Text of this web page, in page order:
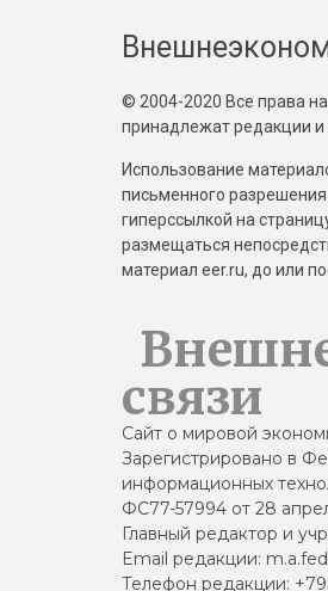
© 2004-2020 Все права
принадлежат редакции и
Использование
письменного
гиперссылкой на
размещаться
материал eer.ru, до или
связи
Сайт о мировой
Зарегистрировано в
информационных
ФС77-57994 от 28
Главный редактор и
Email редакции:
Телефон редакции: